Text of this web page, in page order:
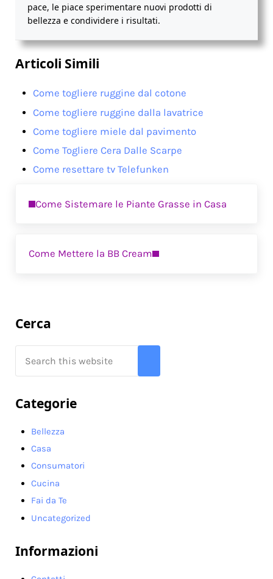
pace, le piace sperimentare nuovi prodotti di
bellezza e condividere i risultati.
Articoli Simili
Come togliere ruggine dal cotone
Come togliere ruggine dalla lavatrice
Come togliere miele dal pavimento
Come Togliere Cera Dalle Scarpe
Come resettare tv Telefunken
Come Sistemare le Piante Grasse in Casa
Come Mettere la BB Cream
Sidebar
Cerca
Categorie
Bellezza
Casa
Consumatori
Cucina
Fai da Te
Uncategorized
Informazioni